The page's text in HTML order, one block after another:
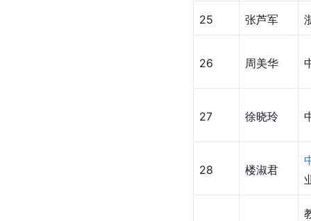
25 张芦军
26 周美华
27 徐晓玲
28 楼淑君